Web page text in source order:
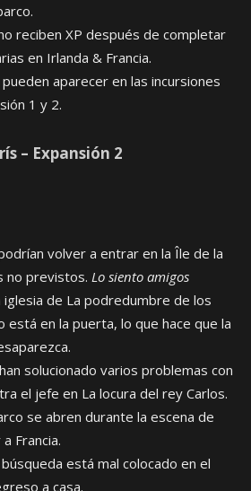
reciben XP después de completar
en Irlanda & Francia.
aparecer en las incursiones
1 y 2.
– Expansión 2
volver a entrar en la Île de la
no previstos. Lo siento amigos
de La podredumbre de los
está en la puerta, lo que hace que la
solucionado varios problemas con
el jefe en La locura del rey Carlos.
se abren durante la escena de
Francia.
está mal colocado en el
a casa.